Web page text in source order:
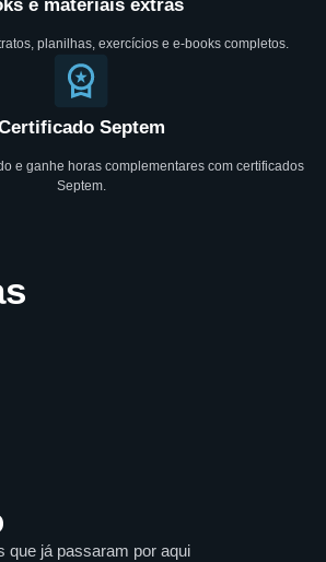
e materiais extras
planilhas, exercícios e e-books completos.
Septem
e ganhe horas complementares com certificados
Septem.
que já passaram por aqui